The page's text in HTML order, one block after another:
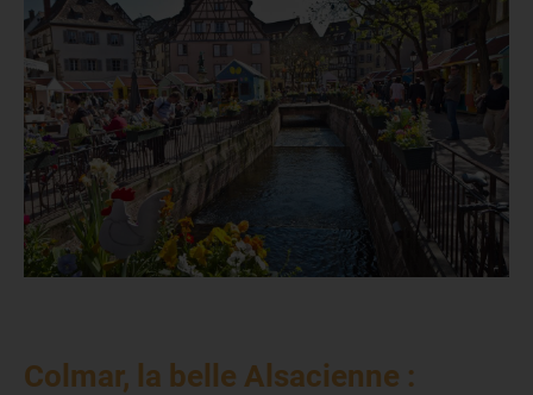
Colmar, la belle Alsacienne :